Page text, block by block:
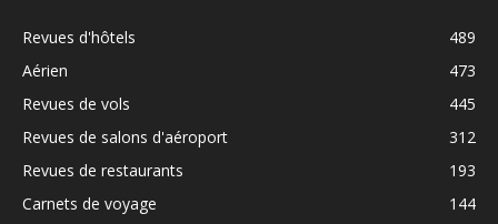
Revues d'hôtels
489
Aérien
473
Revues de vols
445
Revues de salons d'aéroport
312
Revues de restaurants
193
Carnets de voyage
144